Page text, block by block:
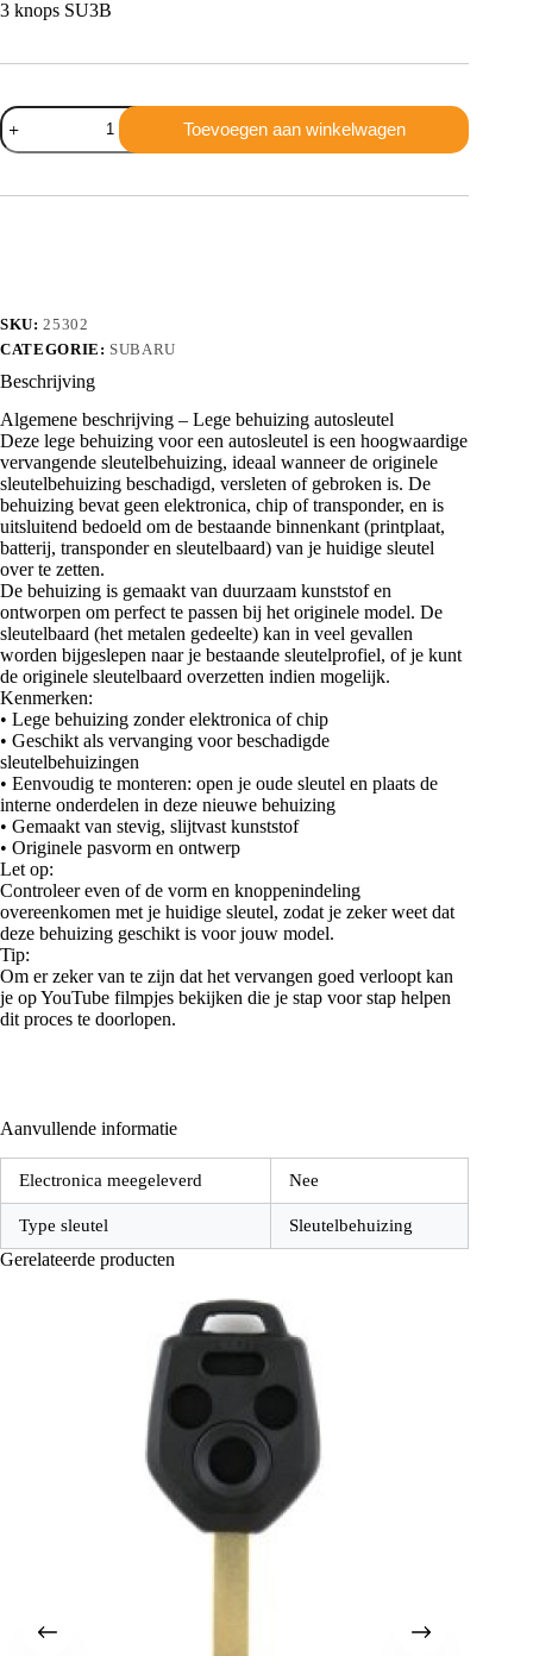
3 knops SU3B
Subaru
3
knops
aantal
Toevoegen aan winkelwagen
SKU:25302
CATEGORIE: SUBARU
Beschrijving
Algemene beschrijving – Lege behuizing autosleutel
Deze lege behuizing voor een autosleutel is een hoogwaardige
vervangende sleutelbehuizing, ideaal wanneer de originele
sleutelbehuizing beschadigd, versleten of gebroken is. De
behuizing bevat geen elektronica, chip of transponder, en is
uitsluitend bedoeld om de bestaande binnenkant (printplaat,
batterij, transponder en sleutelbaard) van je huidige sleutel
over te zetten.
De behuizing is gemaakt van duurzaam kunststof en
ontworpen om perfect te passen bij het originele model. De
sleutelbaard (het metalen gedeelte) kan in veel gevallen
worden bijgeslepen naar je bestaande sleutelprofiel, of je kunt
de originele sleutelbaard overzetten indien mogelijk.
Kenmerken:
• Lege behuizing zonder elektronica of chip
• Geschikt als vervanging voor beschadigde
sleutelbehuizingen
• Eenvoudig te monteren: open je oude sleutel en plaats de
interne onderdelen in deze nieuwe behuizing
• Gemaakt van stevig, slijtvast kunststof
• Originele pasvorm en ontwerp
Let op:
Controleer even of de vorm en knoppenindeling
overeenkomen met je huidige sleutel, zodat je zeker weet dat
deze behuizing geschikt is voor jouw model.
Tip:
Om er zeker van te zijn dat het vervangen goed verloopt kan
je op YouTube filmpjes bekijken die je stap voor stap helpen
dit proces te doorlopen.
Aanvullende informatie
Electronica meegeleverd Nee
Type sleutel Sleutelbehuizing
Gerelateerde producten